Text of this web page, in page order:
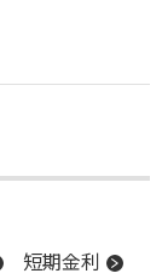
短期金利